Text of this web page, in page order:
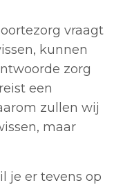
vraagt
kunnen
zorg
een
zullen wij
maar
je er tevens op